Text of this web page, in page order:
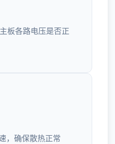
板各路电压是否正
，确保散热正常